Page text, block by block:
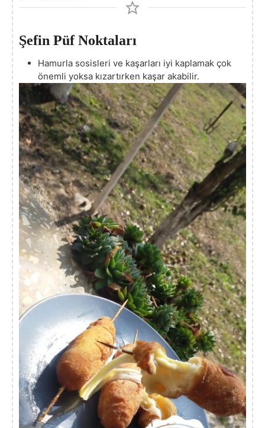
Şefin Püf Noktaları
Hamurla sosisleri ve kaşarları iyi kaplamak çok
önemli yoksa kızartırken kaşar akabilir.